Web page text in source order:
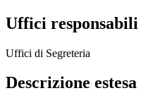
Uffici responsabili
Uffici di Segreteria
Descrizione estesa